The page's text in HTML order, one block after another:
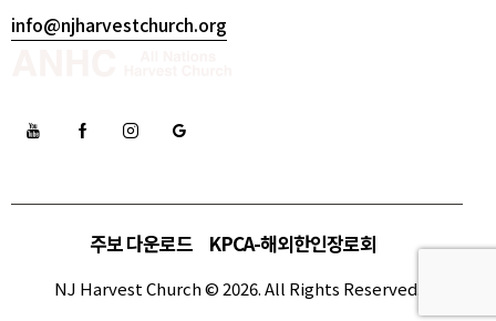
info@njharvestchurch.org
주보 다운로드 KPCA-해외한인장로회
NJ Harvest Church © 2026. All Rights Reserved.